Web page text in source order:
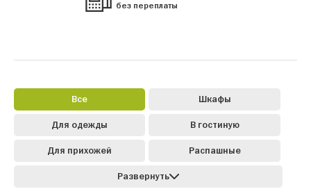
без переплаты
Все Шкафы
Для одежды В гостиную
Для прихожей Распашные
Развернуть